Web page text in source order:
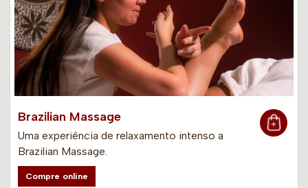
Brazilian Massage
Uma experiência de relaxamento intenso a
Brazilian Massage.
Compre online